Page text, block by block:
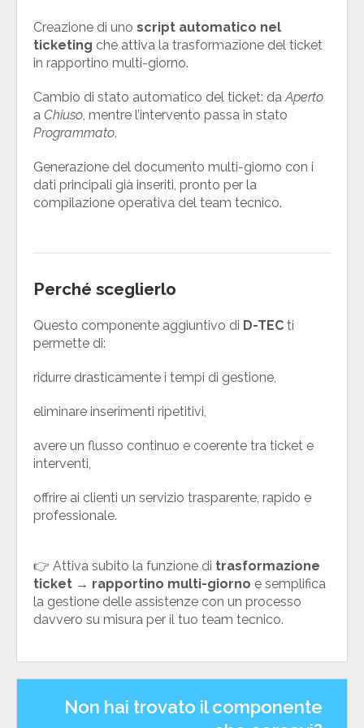
Creazione di uno script automatico nel
ticketing che attiva la trasformazione del ticket
in rapportino multi-giorno.
Cambio di stato automatico del ticket: da Aperto
a Chiuso , mentre l’intervento passa in stato
Programmato.
Generazione del documento multi-giorno con i
dati principali già inseriti, pronto per la
compilazione operativa del team tecnico.
Perché sceglierlo
Questo componente aggiuntivo di D-TEC ti
permette di:
ridurre drasticamente i tempi di gestione,
eliminare inserimenti ripetitivi,
avere un flusso continuo e coerente tra ticket e
interventi,
offrire ai clienti un servizio trasparente, rapido e
professionale.
👉 Attiva subito la funzione di trasformazione
ticket → rapportino multi-giorno e semplifica
la gestione delle assistenze con un processo
davvero su misura per il tuo team tecnico.
Non hai trovato il componente